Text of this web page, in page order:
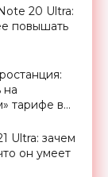
20 Ultra:
повышать
на
тарифе в
Ultra: зачем
он умеет